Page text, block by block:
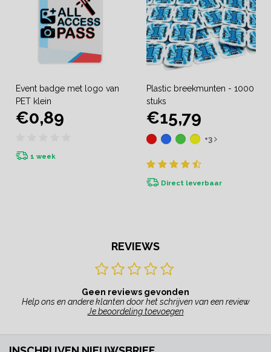
Event badge met logo van
PET klein
€0,89
1 week
Plastic breekmunten - 1000
stuks
€15,79
+3
Direct leverbaar
REVIEWS
Geen reviews gevonden
Help ons en andere klanten door het schrijven van een review
Je beoordeling toevoegen